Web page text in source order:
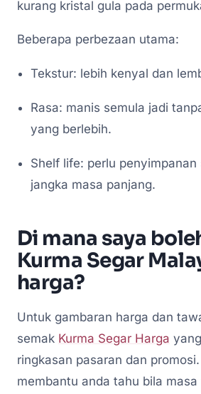
kurang kristal gula pada
Beberapa perbezaan utama:
Tekstur: lebih kenyal dan
Rasa: manis semula jadi
yang berlebih.
Shelf life: perlu penyimpanan
jangka masa panjang.
Di mana saya
Kurma Segar
harga?
Untuk gambaran harga dan
semak Kurma Segar Harga
ringkasan pasaran dan
membantu anda tahu bila